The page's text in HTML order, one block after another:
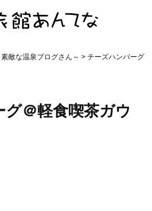
敵な温泉ブログさん～ > チーズハンバーグ
＠軽食喫茶ガウ